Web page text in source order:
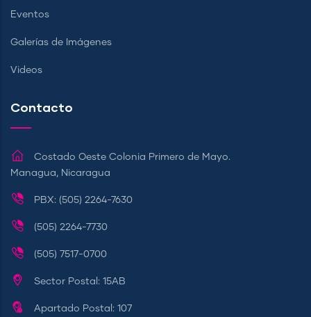
Eventos
Galerías de Imágenes
Videos
Contacto
Costado Oeste Colonia Primero de Mayo.
Managua, Nicaragua
PBX: (505) 2264-7630
(505) 2264-7730
(505) 7517-0700
Sector Postal: 15AB
Apartado Postal: 107